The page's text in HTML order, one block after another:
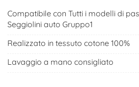
Compatibile con Tutti i modelli di
Seggiolini auto Gruppo1
Realizzato in tessuto cotone 100%
Lavaggio a mano consigliato